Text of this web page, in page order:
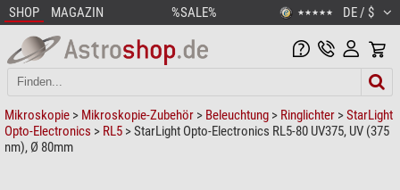
SHOP MAGAZIN %SALE% ★★★★★ DE / $
Mikroskopie > Mikroskopie-Zubehör > Beleuchtung > Ringlichter >StarLight
Opto-Electronics > RL5 > StarLight Opto-Electronics RL5-80 UV375, UV (375
nm), Ø 80mm